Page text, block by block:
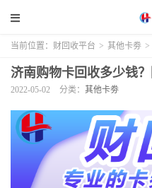
当前位置： 财回收平台 > 其他卡劵 >
济南购物卡回收多少钱？
2022-05-02 分类： 其他卡劵